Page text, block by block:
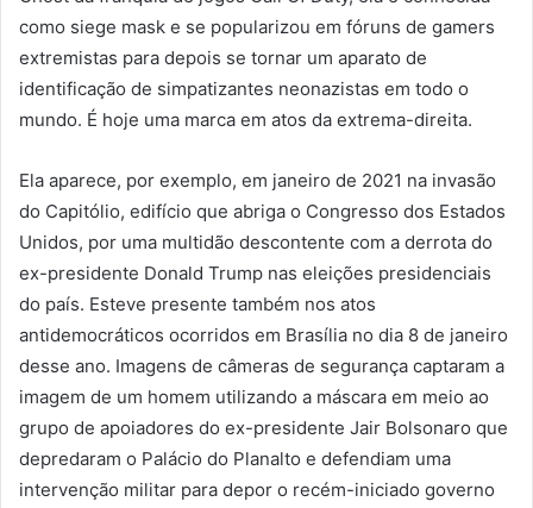
como siege mask e se popularizou em fóruns de gamers
extremistas para depois se tornar um aparato de
identificação de simpatizantes neonazistas em todo o
mundo. É hoje uma marca em atos da extrema-direita.
Ela aparece, por exemplo, em janeiro de 2021 na invasão
do Capitólio, edifício que abriga o Congresso dos Estados
Unidos, por uma multidão descontente com a derrota do
ex-presidente Donald Trump nas eleições presidenciais
do país. Esteve presente também nos atos
antidemocráticos ocorridos em Brasília no dia 8 de janeiro
desse ano. Imagens de câmeras de segurança captaram a
imagem de um homem utilizando a máscara em meio ao
grupo de apoiadores do ex-presidente Jair Bolsonaro que
depredaram o Palácio do Planalto e defendiam uma
intervenção militar para depor o recém-iniciado governo